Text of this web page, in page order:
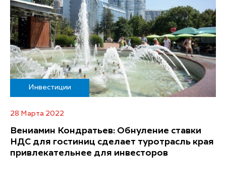
Инвестиции
28 Марта 2022
Вениамин Кондратьев: Обнуление ставки
НДС для гостиниц сделает туротрасль края
привлекательнее для инвесторов